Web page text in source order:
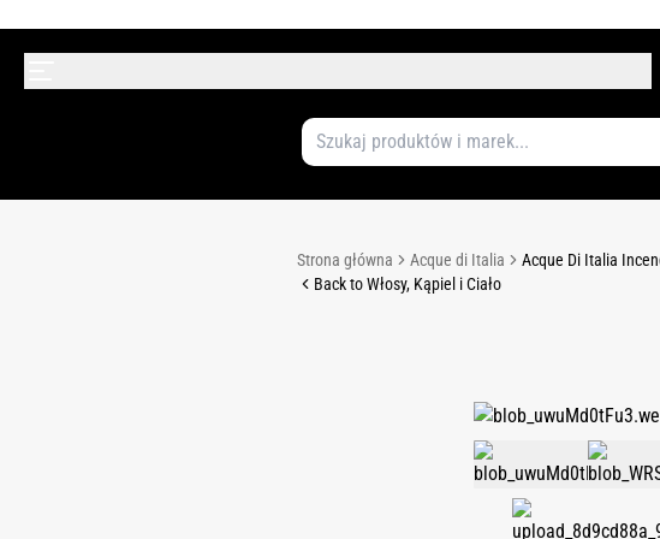
Strona główna Acque di Italia
Acque Di Italia
Back to Włosy, Kąpiel i Ciało